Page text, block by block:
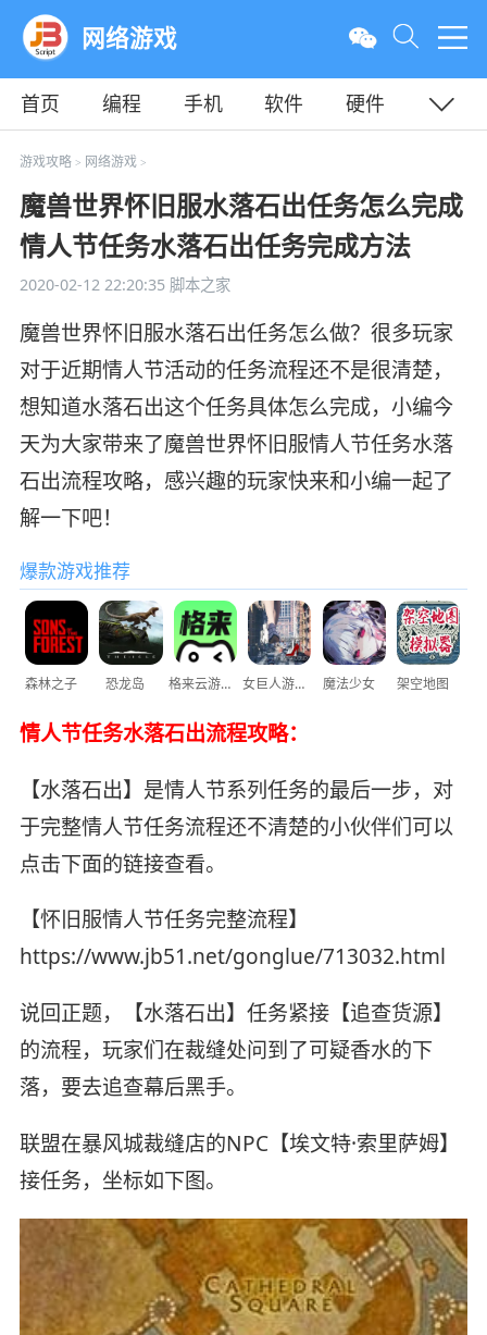
网络游戏
首页 编程 手机 软件
硬件
教程
平面
游戏攻略> 网络游戏>
魔兽世界怀旧服水落石出任务怎么完成
情人节任务水落石出任务完成方法
2020-02-12 22:20:35脚本之家
魔兽世界怀旧服水落石出任务怎么做？很多玩家
对于近期情人节活动的任务流程还不是很清楚，
想知道水落石出这个任务具体怎么完成，小编今
天为大家带来了魔兽世界怀旧服情人节任务水落
石出流程攻略，感兴趣的玩家快来和小编一起了
解一下吧！
爆款游戏推荐
森林之子 恐龙岛 格来云游戏 女巨人游乐场 魔法少女 架空地图
情人节任务水落石出流程攻略：
【水落石出】是情人节系列任务的最后一步，对
于完整情人节任务流程还不清楚的小伙伴们可以
点击下面的链接查看。
【怀旧服情人节任务完整流程】
https://www.jb51.net/gonglue/713032.html
说回正题，【水落石出】任务紧接【追查货源】
的流程，玩家们在裁缝处问到了可疑香水的下
落，要去追查幕后黑手。
联盟在暴风城裁缝店的NPC【埃文特·索里萨姆】
接任务，坐标如下图。